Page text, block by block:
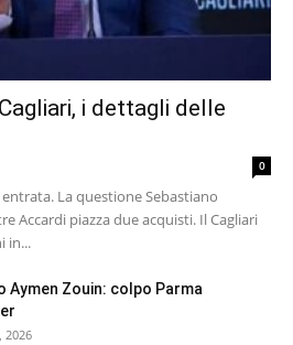
i dettagli delle
0
La questione Sebastiano
Accardi piazza due acquisti. Il Cagliari
in...
Aymen Zouin: colpo Parma
2026